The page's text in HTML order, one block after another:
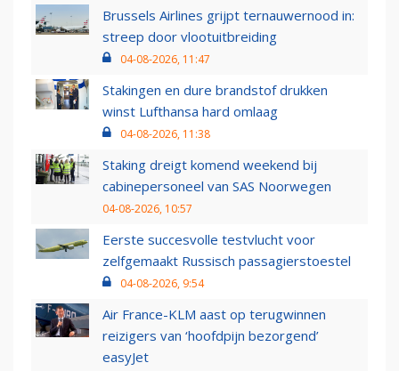
Brussels Airlines grijpt ternauwernood in:
streep door vlootuitbreiding
04-08-2026, 11:47
Stakingen en dure brandstof drukken
winst Lufthansa hard omlaag
04-08-2026, 11:38
Staking dreigt komend weekend bij
cabinepersoneel van SAS Noorwegen
04-08-2026, 10:57
Eerste succesvolle testvlucht voor
zelfgemaakt Russisch passagierstoestel
04-08-2026, 9:54
Air France-KLM aast op terugwinnen
reizigers van ‘hoofdpijn bezorgend’
easyJet